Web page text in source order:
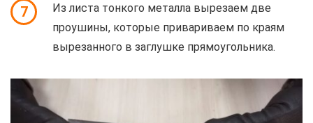
7
Из листа тонкого металла вырезаем две
проушины, которые привариваем по краям
вырезанного в заглушке прямоугольника.